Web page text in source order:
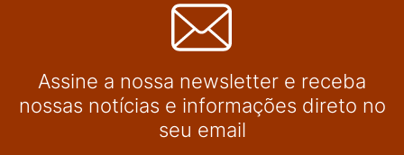
Assine a nossa newsletter e receba
nossas notícias e informações direto no
seu email